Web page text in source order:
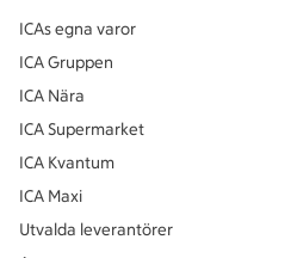
ICAs egna varor
ICA Gruppen
ICA Nära
ICA Supermarket
ICA Kvantum
ICA Maxi
Utvalda leverantörer